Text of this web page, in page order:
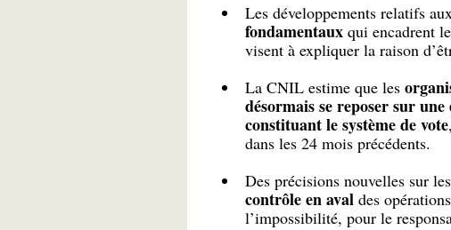
Les développements relatifs
fondamentauxqui encadrent
visent à expliquer la raison
La CNIL estime que les
désormais se reposer sur
constituant le système de vote
dans les 24 mois précédents.
Des précisions nouvelles sur les
contrôle en avaldes
l’impossibilité, pour le